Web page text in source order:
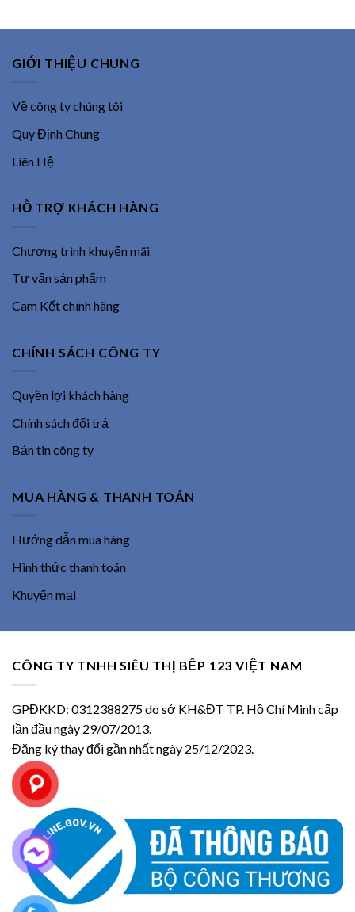
GIỚI THIỆU CHUNG
Về công ty chúng tôi
Quy Định Chung
Liên Hệ
HỖ TRỢ KHÁCH HÀNG
Chương trình khuyến mãi
Tư vấn sản phẩm
Cam Kết chính hãng
CHÍNH SÁCH CÔNG TY
Quyền lợi khách hàng
Chính sách đổi trả
Bản tin công ty
MUA HÀNG & THANH TOÁN
Hướng dẫn mua hàng
Hình thức thanh toán
Khuyến mại
CÔNG TY TNHH SIÊU THỊ BẾP 123 VIỆT NAM
GPĐKKD: 0312388275 do sở KH&ĐT TP. Hồ Chí Minh cấp
lần đầu ngày 29/07/2013.
Đăng ký thay đổi gần nhất ngày 25/12/2023.